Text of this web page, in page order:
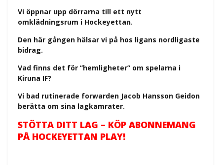
Vi öppnar upp dörrarna till ett nytt
omklädningsrum i Hockeyettan.
Den här gången hälsar vi på hos ligans nordligaste
bidrag.
Vad finns det för ”hemligheter” om spelarna i
Kiruna IF?
Vi bad rutinerade forwarden Jacob Hansson Geidon
berätta om sina lagkamrater.
STÖTTA DITT LAG – KÖP ABONNEMANG
PÅ HOCKEYETTAN PLAY!